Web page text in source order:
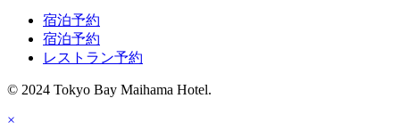
宿泊予約
宿泊予約
レストラン予約
© 2024 Tokyo Bay Maihama Hotel.
×